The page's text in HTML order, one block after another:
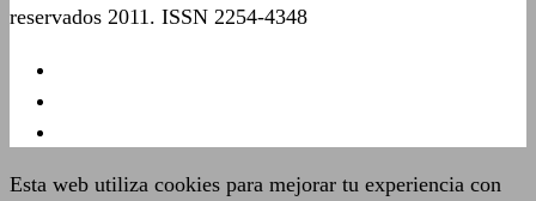
reservados 2011. ISSN 2254-4348
Esta web utiliza cookies para mejorar tu experiencia con